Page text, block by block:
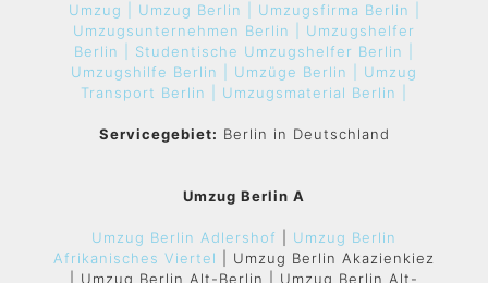
Umzug | Umzug Berlin |
Umzugsfirma Berlin |
Umzugsunternehmen Berlin | Umzugshelfer
Berlin | Studentische Umzugshelfer Berlin |
Umzugshilfe Berlin | Umzüge Berlin | Umzug
Transport Berlin | Umzugsmaterial Berlin |
Servicegebiet: Berlin in Deutschland
Umzug Berlin A
Umzug Berlin Adlershof
Umzug Berlin
Afrikanisches Viertel
| Umzug Berlin Akazienkiez
| Umzug Berlin Alt-Berlin | Umzug Berlin Alt-